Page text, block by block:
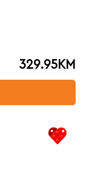
329.95KM